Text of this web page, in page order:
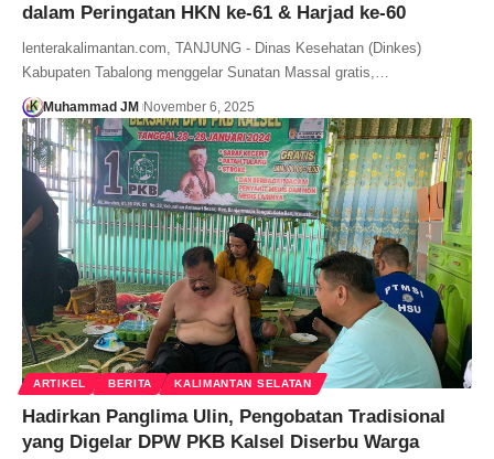
dalam Peringatan HKN ke-61 & Harjad ke-60
lenterakalimantan.com, TANJUNG - Dinas Kesehatan (Dinkes)
Kabupaten Tabalong menggelar Sunatan Massal gratis,…
Muhammad JM November 6, 2025
ARTIKEL BERITA KALIMANTAN SELATAN
Hadirkan Panglima Ulin, Pengobatan Tradisional
yang Digelar DPW PKB Kalsel Diserbu Warga